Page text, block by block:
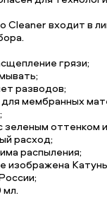
Cleaner входит в
грязи;
разводов;
мембранных
зеленым оттенком
расход;
распыления;
изображена
мл.